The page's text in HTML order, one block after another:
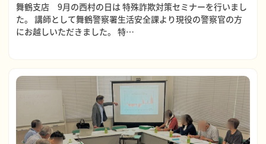
舞鶴支店 9月の西村の日は 特殊詐欺対策セミナーを行いまし
た。 講師として舞鶴警察署生活安全課より現役の警察官の方
にお越しいただきました。 特…